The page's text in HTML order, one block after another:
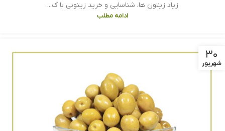
زیاد زیتون ها، شناسایی و خرید زیتونی با ک...
ادامه مطلب
۳۰
شهریور